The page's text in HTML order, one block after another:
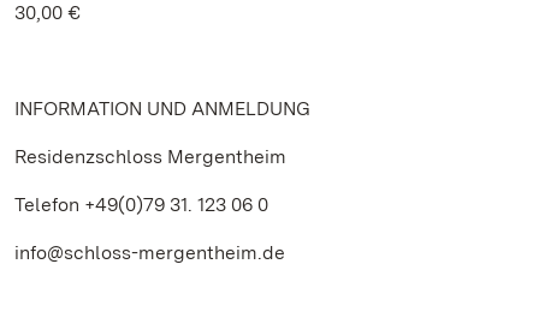
30,00 €
INFORMATION UND ANMELDUNG
Residenzschloss Mergentheim
Telefon +49(0)79 31. 123 06 0
info@schloss-mergentheim.de